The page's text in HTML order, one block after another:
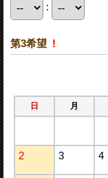
:
第3希望 !
日 月
2 3 4